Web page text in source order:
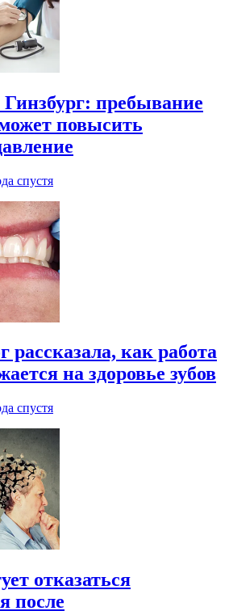
пребывание
повысить
спустя
рассказала, как работа
на здоровье зубов
спустя
отказаться
после